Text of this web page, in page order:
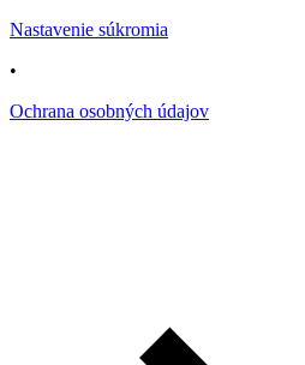
Nastavenie súkromia
•
Ochrana osobných údajov